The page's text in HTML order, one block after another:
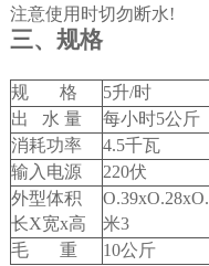
注意使用时切勿断水!
三、规格
规 格 5升/时
出
水 量 每小时5公斤
消耗功率 4.5千瓦
输 入 电源 220伏
外型体积
长X宽x高
米3
毛
重 10公斤